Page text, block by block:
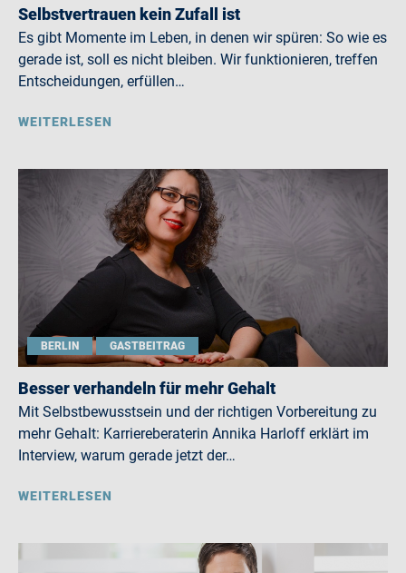
Selbstvertrauen kein Zufall ist
Es gibt Momente im Leben, in denen wir spüren: So wie es
gerade ist, soll es nicht bleiben. Wir funktionieren, treffen
Entscheidungen, erfüllen…
WEITERLESEN
BERLIN GASTBEITRAG
Besser verhandeln für mehr Gehalt
Mit Selbstbewusstsein und der richtigen Vorbereitung zu
mehr Gehalt: Karriereberaterin Annika Harloff erklärt im
Interview, warum gerade jetzt der…
WEITERLESEN